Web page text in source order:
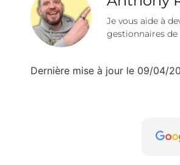
Je vous aide à
gestionnaires de
Dernière mise à jour le 09/04/